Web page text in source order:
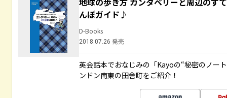
んぽガイド♪
D-Books
2018.07.26 発売
英会話本でおなじみの「Kayoの“秘密のノー
ンドン南東の田舎町をご紹介！